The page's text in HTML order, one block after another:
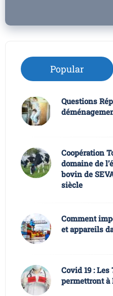
Popular
Questions
Coopération
domaine de
bovin de
siècle
Comment
et appareils
Covid 19 : Les
permettront à